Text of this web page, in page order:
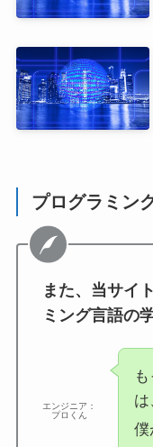
プログラミン
また、当サイ
ミング言語の
エンジニア：
プロくん
は
僕